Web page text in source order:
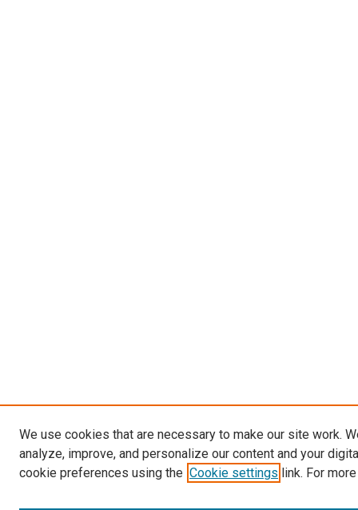
We use cookies that are necessary to make our site work.
analyze, improve, and personalize our content and your
cookie preferences using the Cookie settings link. For